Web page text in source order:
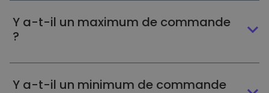
Y a-t-il un maximum de commande
?
Y a-t-il un minimum de commande